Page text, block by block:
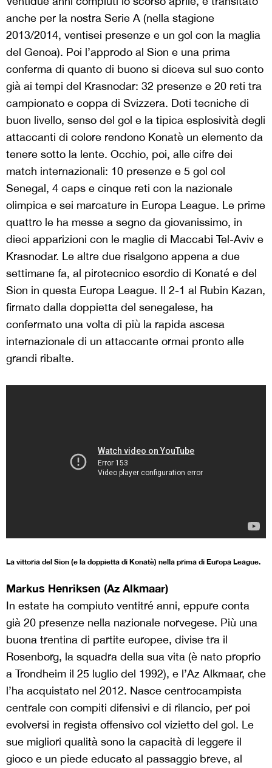
anche per la nostra Serie A (nella stagione
2013/2014, ventisei presenze e un gol con la maglia
del Genoa). Poi l’approdo al Sion e una prima
conferma di quanto di buono si diceva sul suo conto
già ai tempi del Krasnodar: 32 presenze e 20 reti tra
campionato e coppa di Svizzera. Doti tecniche di
buon livello, senso del gol e la tipica esplosività degli
attaccanti di colore rendono Konatè un elemento da
tenere sotto la lente. Occhio, poi, alle cifre dei
match internazionali: 10 presenze e 5 gol col
Senegal, 4 caps e cinque reti con la nazionale
olimpica e sei marcature in Europa League. Le prime
quattro le ha messe a segno da giovanissimo, in
dieci apparizioni con le maglie di Maccabi Tel-Aviv e
Krasnodar. Le altre due risalgono appena a due
settimane fa, al pirotecnico esordio di Konaté e del
Sion in questa Europa League. Il 2-1 al Rubin Kazan,
firmato dalla doppietta del senegalese, ha
confermato una volta di più la rapida ascesa
internazionale di un attaccante ormai pronto alle
grandi ribalte.
La vittoria del Sion (e la doppietta di Konatè) nella prima di Europa League.
Markus Henriksen (Az Alkmaar)
In estate ha compiuto ventitré anni, eppure conta
già 20 presenze nella nazionale norvegese. Più una
buona trentina di partite europee, divise tra il
Rosenborg, la squadra della sua vita (è nato proprio
a Trondheim il 25 luglio del 1992), e l’Az Alkmaar, che
l’ha acquistato nel 2012. Nasce centrocampista
centrale con compiti difensivi e di rilancio, per poi
evolversi in regista offensivo col vizietto del gol. Le
sue migliori qualità sono la capacità di leggere il
gioco e un piede educato al passaggio breve, al